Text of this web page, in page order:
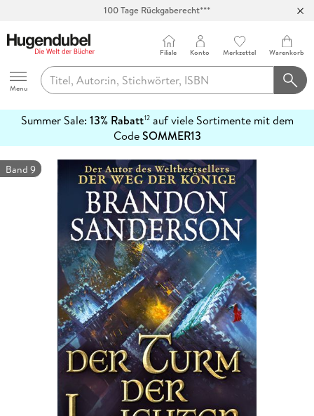
100 Tage Rückgaberecht***
Hugendubel
Menu
Filiale Konto Merkzettel Warenkorb
Summer Sale: 13% Rabatt12auf viele Sortimente mit dem
CodeSOMMER13
erfahren
Band 9